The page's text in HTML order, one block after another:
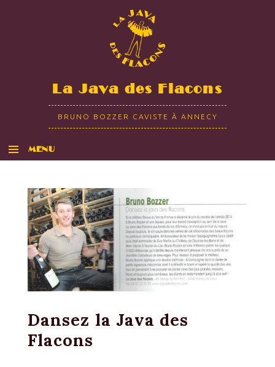
La Java des Flacons
BRUNO BOZZER CAVISTE À ANNECY
MENU
Dansez la Java des
Flacons